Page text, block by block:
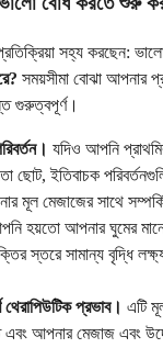
সহ্য করছেন:
সময়সীমা বোঝা আপনার
গুরুত্বপূর্ণ।
যদিও আপনি
ছোট, ইতিবাচক
মূল মেজাজের সাথে
হয়তো আপনার ঘুমের
স্তরে সামান্য বৃদ্ধি
প্রভাব। এটি
এবং আপনার মেজাজ এবং